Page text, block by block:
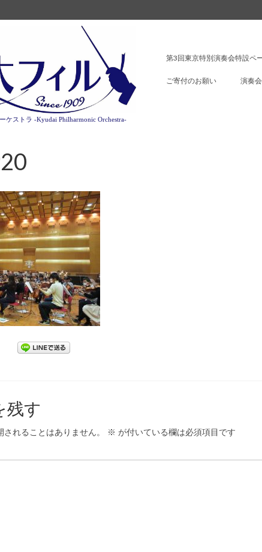
ケストラ -Kyudai Philharmonic Orchestra-
第3回東京特別演奏会特設ペ
ご寄付のお願い 演奏
残す
れることはありません。 ※ が付いている欄は必須項目です